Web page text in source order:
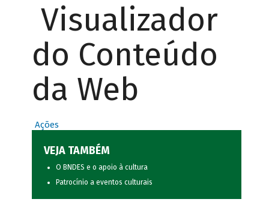
Visualizador
do Conteúdo
da Web
Ações
VEJA TAMBÉM
O BNDES e o apoio à cultura
Patrocínio a eventos culturais